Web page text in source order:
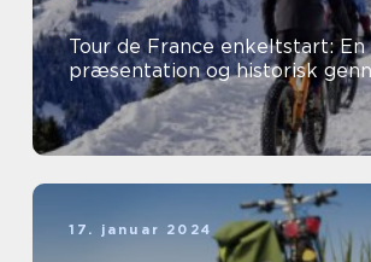
Tour de France enkeltstart:
præsentation og historisk
17. januar 2024